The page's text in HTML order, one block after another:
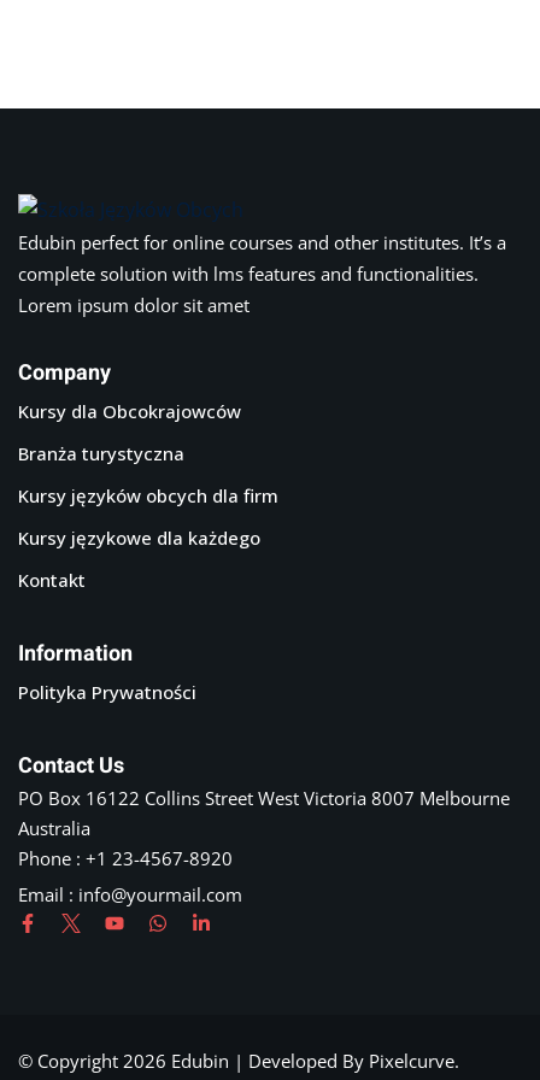
Edubin perfect for online courses and other institutes. It’s a
complete solution with lms features and functionalities.
Lorem ipsum dolor sit amet
Company
Kursy dla Obcokrajowców
Branża turystyczna
Kursy języków obcych dla firm
Kursy językowe dla każdego
Kontakt
Information
Polityka Prywatności
Contact Us
PO Box 16122 Collins Street West Victoria 8007 Melbourne
Australia
Phone : +1 23-4567-8920
Email : info@yourmail.com
© Copyright 2026 Edubin | Developed By Pixelcurve.